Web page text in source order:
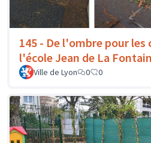
145 - De l'ombre pour les
l'école Jean de La
Ville de Lyon 0 0